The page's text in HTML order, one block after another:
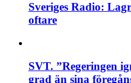
Sveriges Radio:
oftare
SVT. ”Regeringen
grad än sina